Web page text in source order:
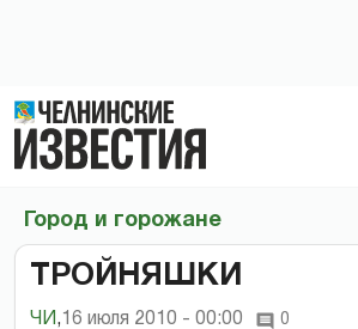
Город и горожане
ТРОЙНЯШКИ
ЧИ , 16 июля 2010 - 00:00 0